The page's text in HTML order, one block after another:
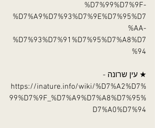
%D7%99%D7%9F-
%D7%A9%D7%93%D7%9E%D7%95%D7
%AA-
%D7%93%D7%91%D7%95%D7%A8%D7
%94
★ עין שרונה -
https://inature.info/wiki/%D7%A2%D7%
99%D7%9F_%D7%A9%D7%A8%D7%95%
D7%A0%D7%94